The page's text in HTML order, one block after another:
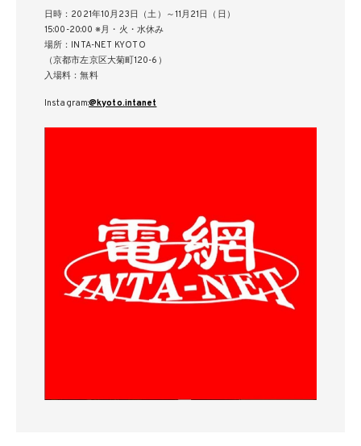
日時：2021年10月23日（土）～11月21日（日）
15:00-20:00 ※月・火・水休み
場所：INTA-NET KYOTO
（京都市左京区大菊町120-6）
入場料：無料
Instagram:@kyoto.intanet